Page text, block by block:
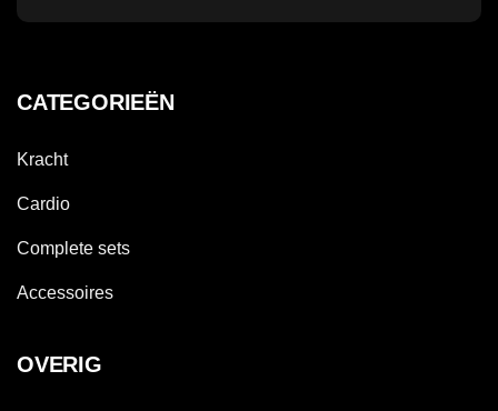
CATEGORIEËN
Kracht
Cardio
Complete sets
Accessoires
OVERIG